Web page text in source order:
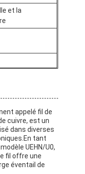
et la
appelé fil de
cuivre, est un
dans diverses
tant
UEHN/U0,
fil offre une
éventail de